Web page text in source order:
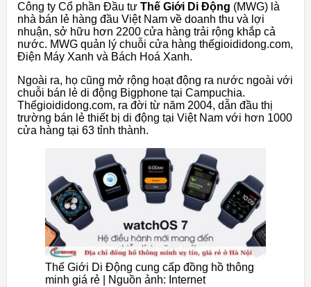
Công ty Cổ phần Đầu tư Thế Giới Di Động (MWG) là
nhà bán lẻ hàng đầu Việt Nam về doanh thu và lợi
nhuận, sở hữu hơn 2200 cửa hàng trải rộng khắp cả
nước. MWG quản lý chuỗi cửa hàng thếgioididong.com,
Điện Máy Xanh và Bách Hoá Xanh.
Ngoài ra, họ cũng mở rộng hoạt động ra nước ngoài với
chuỗi bán lẻ di động Bigphone tại Campuchia.
Thếgioididong.com, ra đời từ năm 2004, dẫn đầu thị
trường bán lẻ thiết bị di động tại Việt Nam với hơn 1000
cửa hàng tại 63 tỉnh thành.
Thế Giới Di Động cung cấp đồng hồ thông
minh giá rẻ | Nguồn ảnh: Internet